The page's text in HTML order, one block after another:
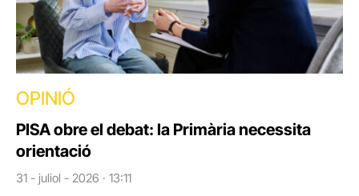
OPINIÓ
PISA obre el debat: la Primària necessita
orientació
31 - juliol - 2026 · 13:11